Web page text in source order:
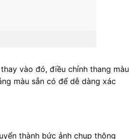
vào đó, điều chỉnh thang màu
màu sẵn có để dễ dàng xác
thành bức ảnh chụp thông